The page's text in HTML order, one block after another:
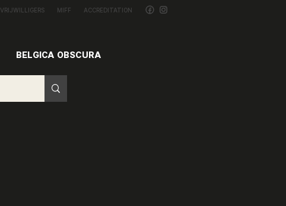
VRIJWILLIGERS MIFF ACCREDITATION
BELGICA OBSCURA